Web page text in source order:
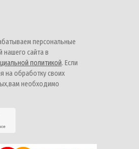
персональные
нашего сайта в
политикой. Если
на обработку своих
необходимо